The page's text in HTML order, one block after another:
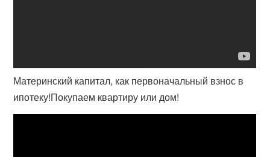
Материнский капитал, как первоначальный взнос в
ипотеку!Покупаем квартиру или дом!